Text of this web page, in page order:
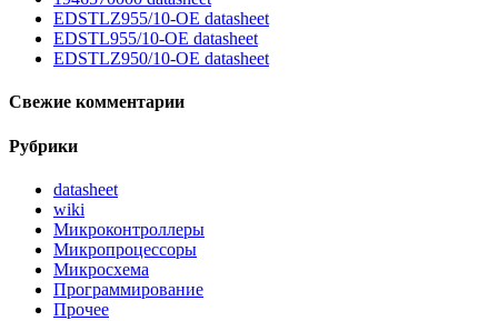
EDSTLZ955/10-OE datasheet
EDSTL955/10-OE datasheet
EDSTLZ950/10-OE datasheet
Свежие комментарии
Рубрики
datasheet
wiki
Микроконтроллеры
Микропроцессоры
Микросхема
Программирование
Прочее